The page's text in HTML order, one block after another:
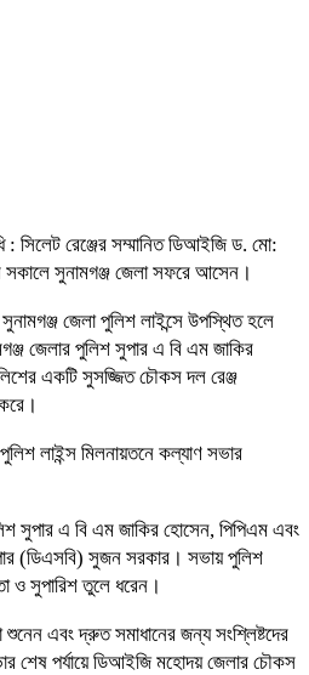
: সিলেট রেঞ্জের সম্মানিত ডিআইজি ড. মো:
সুনামগঞ্জ জেলা সফরে আসেন।
জেলা পুলিশ লাইন্সে উপস্থিত হলে
জেলার পুলিশ সুপার এ বি এম জাকির
একটি সুসজ্জিত চৌকস দল রেঞ্জ
লাইন্স মিলনায়তনে কল্যাণ সভার
সুপার এ বি এম জাকির হোসেন, পিপিএম এবং
(ডিএসবি) সুজন সরকার। সভায় পুলিশ
ও সুপারিশ তুলে ধরেন।
এবং দ্রুত সমাধানের জন্য সংশ্লিষ্টদের
শেষ পর্যায়ে ডিআইজি মহোদয় জেলার চৌকস